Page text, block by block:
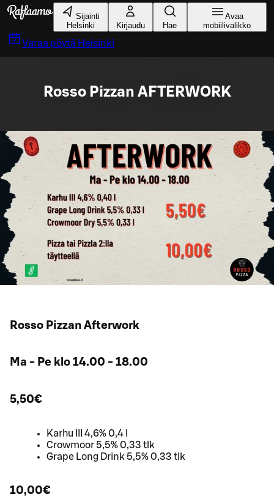
Siirry pääsisältöön
Sijainti
Helsinki
Kirjaudu Hae
Avaa
mobiilivalikko
Varaa pöytä Helsinki
Rosso Pizzan AFTERWORK
Rosso Pizzan Afterwork
Ma - Pe klo 14.00 - 18.00
5,50€
Karhu III 4,6% 0,4 l
Crowmoor 5,5% 0,33 tlk
Grape Long Drink 5,5% 0,33 tlk
10,00€